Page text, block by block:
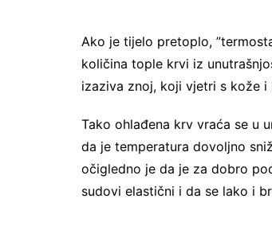
Ako je tijelo pretoplo,
količina tople krvi iz
izaziva znoj, koji vjetri s kože
Tako ohlađena krv vraća se u
da je temperatura dovoljno
očigledno je da je za dobro
sudovi elastični i da se lako i